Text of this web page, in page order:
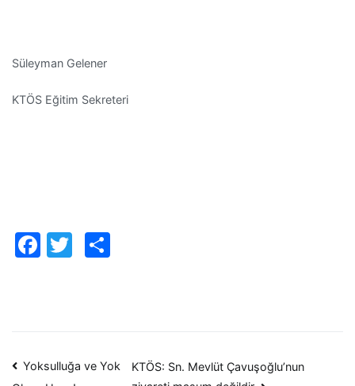
Süleyman Gelener
KTÖS Eğitim Sekreteri
Facebook
Twitter
Yazı
Yoksulluğa ve Yok
KTÖS: Sn. Mevlüt Çavuşoğlu’nun